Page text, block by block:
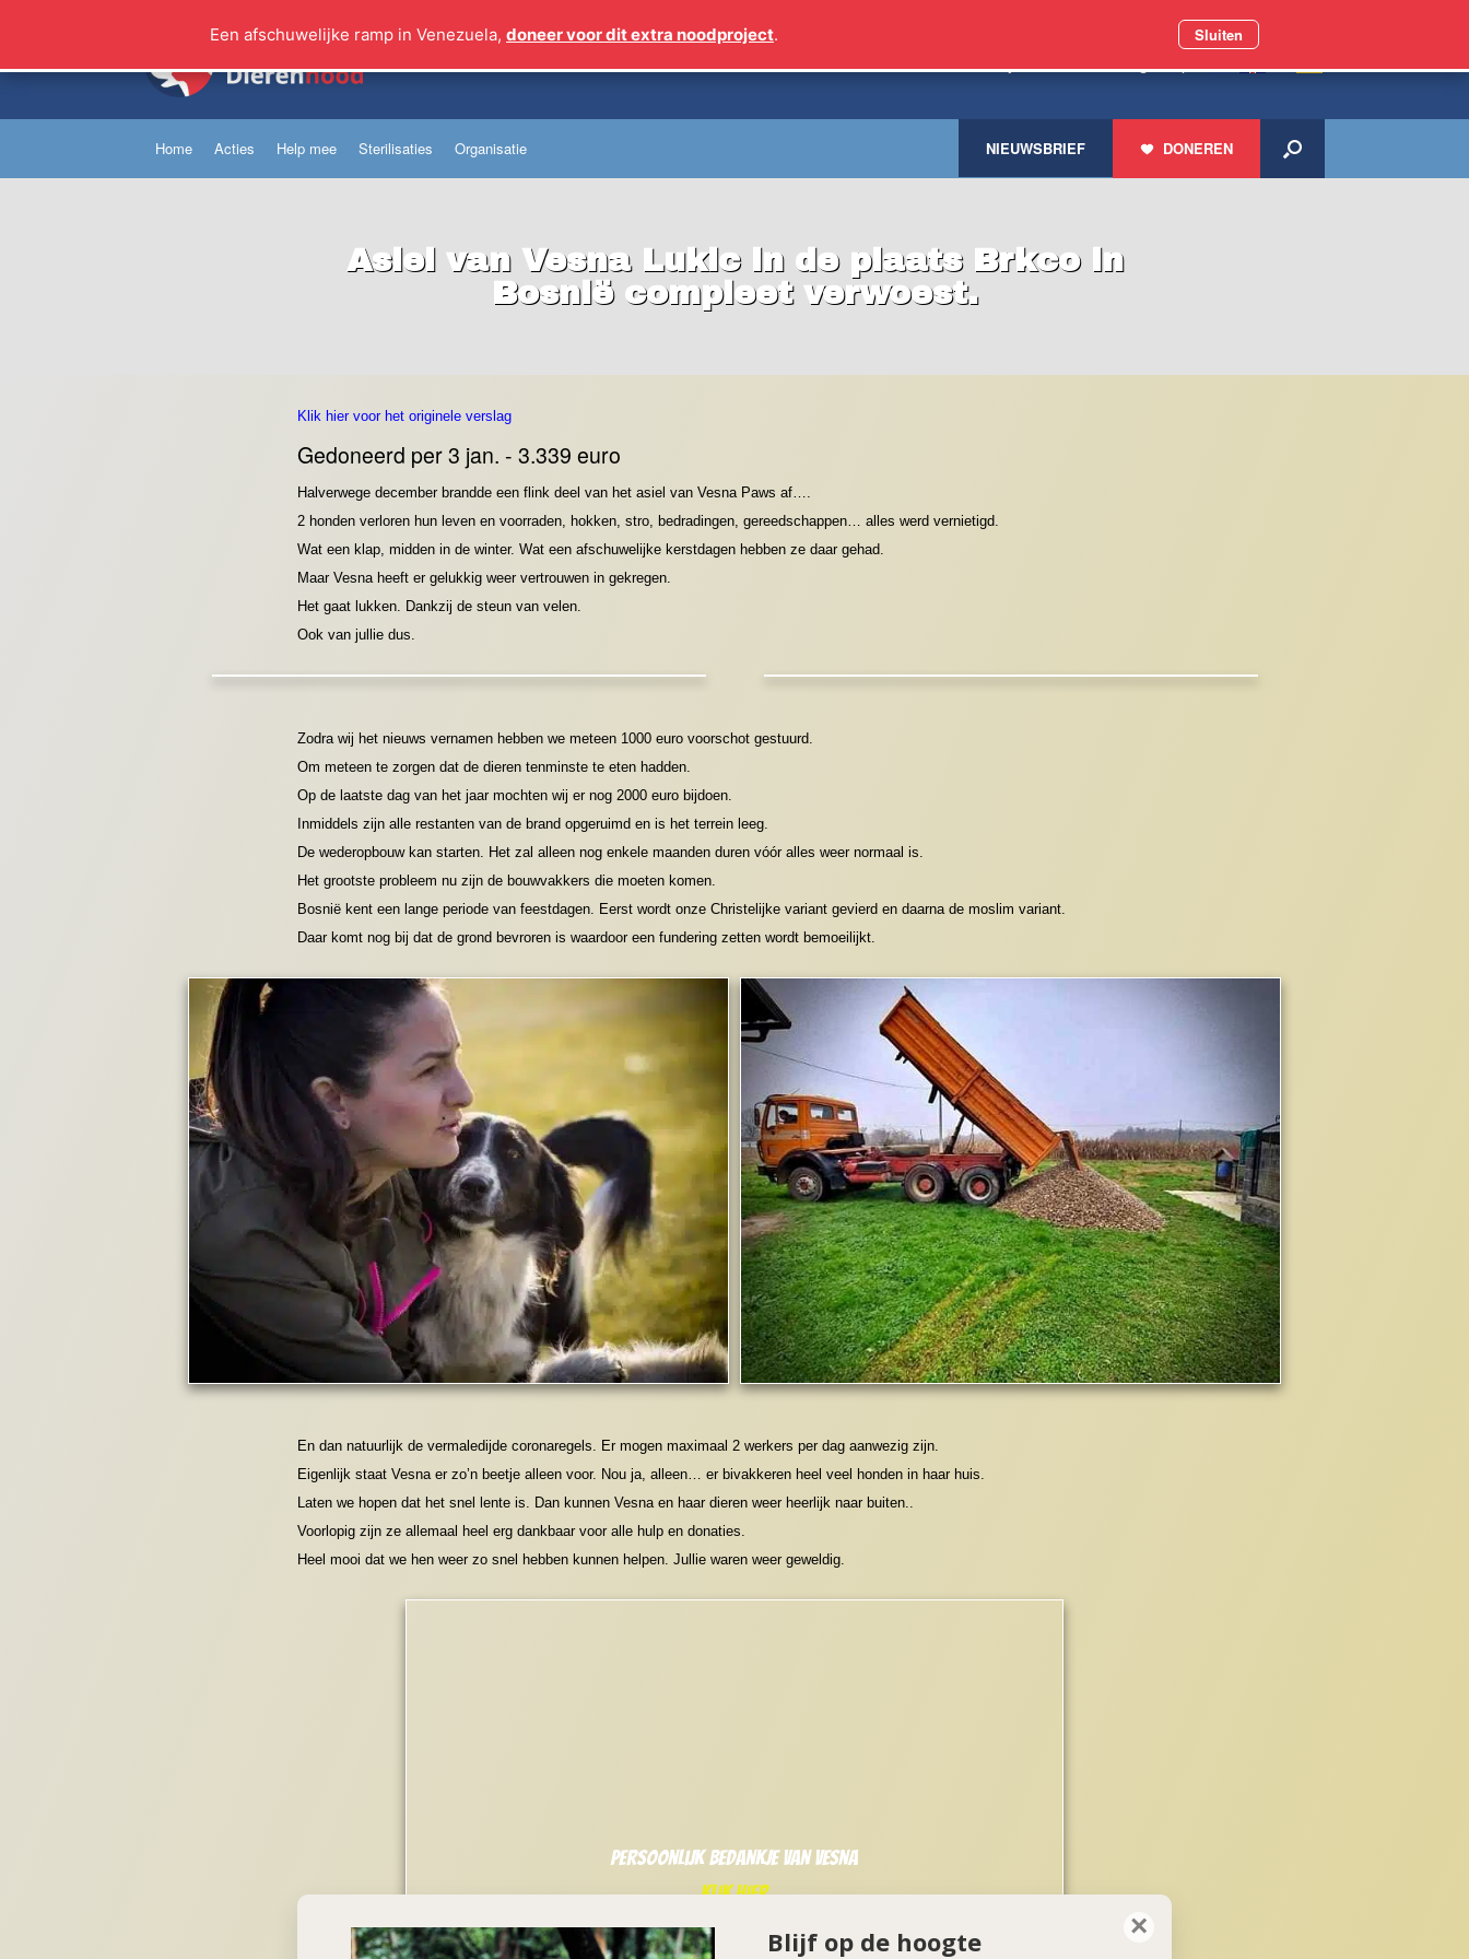
inhoud
Home Acties Help mee Sterilisaties Organisatie DONEREN
NIEUWSBRIEF
Asiel van Vesna Lukic in de plaats Brkco in
Bosnië compleet verwoest.
Klik hier voor het originele verslag
Gedoneerd per 3 jan. - 3.339 euro
Halverwege december brandde een flink deel van het asiel van Vesna Paws af….
2 honden verloren hun leven en voorraden, hokken, stro, bedradingen, gereedschappen… alles werd vernietigd.
Wat een klap, midden in de winter. Wat een afschuwelijke kerstdagen hebben ze daar gehad.
Maar Vesna heeft er gelukkig weer vertrouwen in gekregen.
Het gaat lukken. Dankzij de steun van velen.
Ook van jullie dus.
Zodra wij het nieuws vernamen hebben we meteen 1000 euro voorschot gestuurd.
Om meteen te zorgen dat de dieren tenminste te eten hadden.
Op de laatste dag van het jaar mochten wij er nog 2000 euro bijdoen.
Inmiddels zijn alle restanten van de brand opgeruimd en is het terrein leeg.
De wederopbouw kan starten. Het zal alleen nog enkele maanden duren vóór alles weer normaal is.
Het grootste probleem nu zijn de bouwvakkers die moeten komen.
Bosnië kent een lange periode van feestdagen. Eerst wordt onze Christelijke variant gevierd en daarna de moslim variant.
Daar komt nog bij dat de grond bevroren is waardoor een fundering zetten wordt bemoeilijkt.
En dan natuurlijk de vermaledijde coronaregels. Er mogen maximaal 2 werkers per dag aanwezig zijn.
Eigenlijk staat Vesna er zo’n beetje alleen voor. Nou ja, alleen… er bivakkeren heel veel honden in haar huis.
Laten we hopen dat het snel lente is. Dan kunnen Vesna en haar dieren weer heerlijk naar buiten..
Voorlopig zijn ze allemaal heel erg dankbaar voor alle hulp en donaties.
Heel mooi dat we hen weer zo snel hebben kunnen helpen. Jullie waren weer geweldig.
Persoonlijk bedankje van Vesna
klik hier
Een afschuwelijke ramp in Venezuela, doneer voor dit extra noodproject. Sluiten
×
Blijf op de hoogte